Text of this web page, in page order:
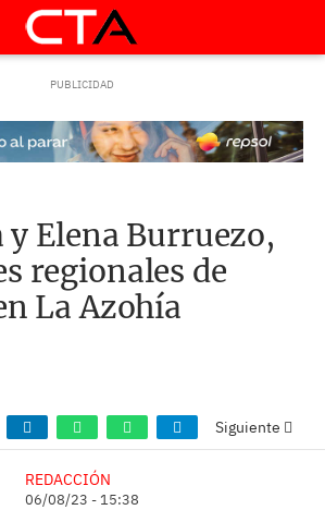
y Elena Burruezo,
regionales de
La Azohía
Siguiente
REDACCIÓN
06/08/23 - 15:38